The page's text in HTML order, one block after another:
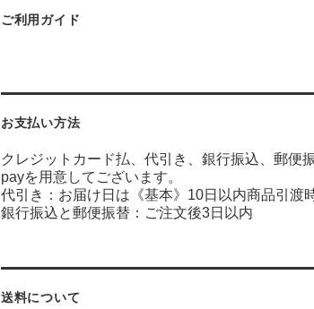
ご利用ガイド
お支払い方法
クレジットカード払、代引き、銀行振込、郵便
payを用意してございます。
代引き：お届け日は《基本》10日以内商品引渡
銀行振込と郵便振替：ご注文後3日以内
送料について